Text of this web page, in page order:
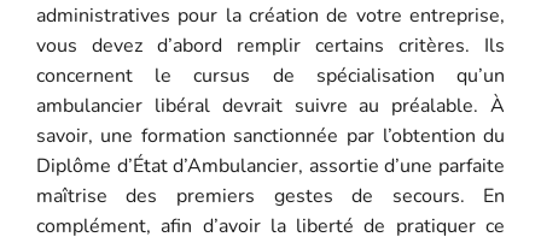
administratives pour la création de votre entreprise,
vous devez d’abord remplir certains critères. Ils
concernent le cursus de spécialisation qu’un
ambulancier libéral devrait suivre au préalable. À
savoir, une formation sanctionnée par l’obtention du
Diplôme d’État d’Ambulancier, assortie d’une parfaite
maîtrise des premiers gestes de secours. En
complément, afin d’avoir la liberté de pratiquer ce